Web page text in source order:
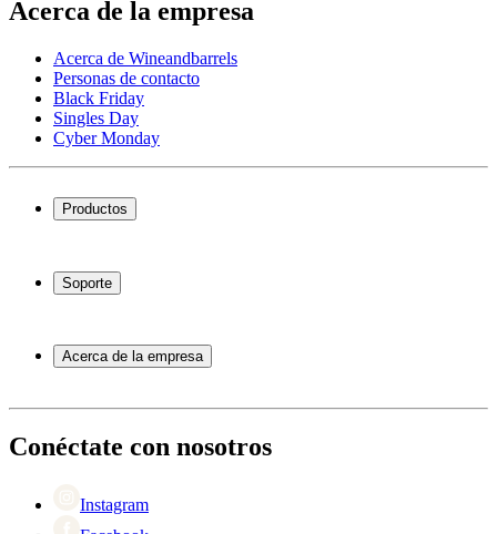
Acerca de la empresa
Acerca de Wineandbarrels
Personas de contacto
Black Friday
Singles Day
Cyber Monday
Productos
Botelleros
Muebles para vino
Soporte
Servicio
Pago
Devolución
Acerca de la empresa
Black Friday
Singles Day
Conéctate con nosotros
Instagram